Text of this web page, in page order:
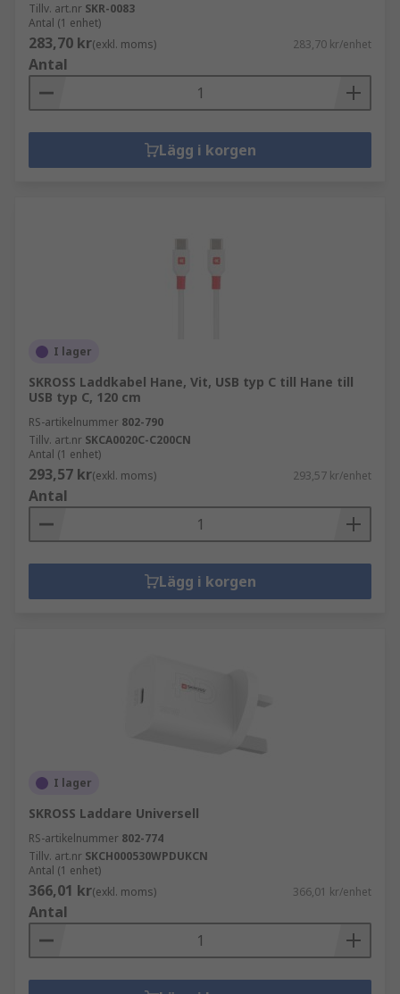
Tillv. art.nr SKR-0083
Antal (1 enhet)
283,70 kr(exkl. moms) 283,70 kr/enhet
Antal
Lägg i korgen
I lager
SKROSS Laddkabel Hane, Vit, USB typ C till Hane till
USB typ C, 120 cm
RS-artikelnummer 802-790
Tillv. art.nr SKCA0020C-C200CN
Antal (1 enhet)
293,57 kr(exkl. moms) 293,57 kr/enhet
Antal
Lägg i korgen
I lager
SKROSS Laddare Universell
RS-artikelnummer 802-774
Tillv. art.nr SKCH000530WPDUKCN
Antal (1 enhet)
366,01 kr(exkl. moms) 366,01 kr/enhet
Antal